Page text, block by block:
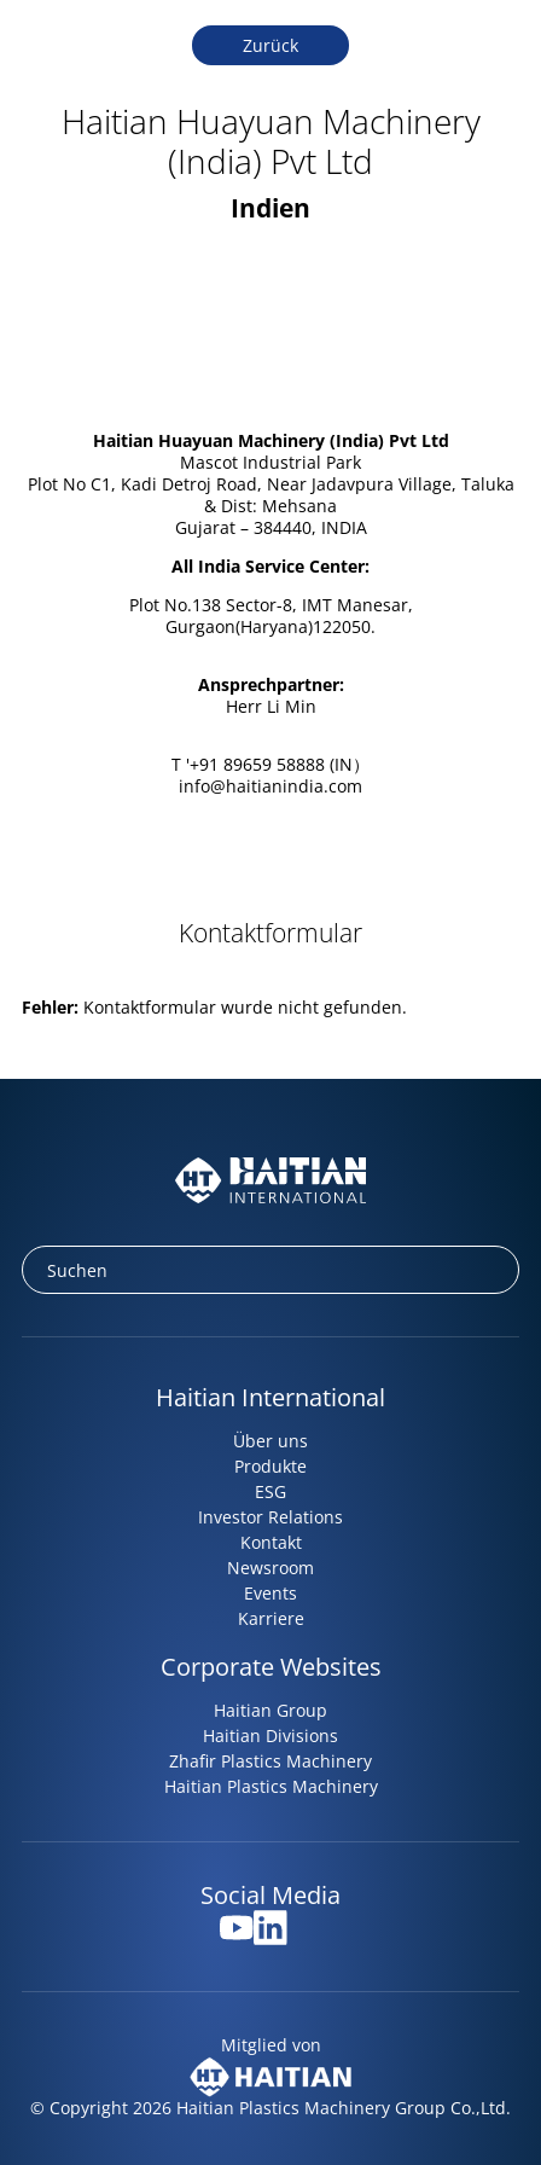
Zurück
Haitian Huayuan Machinery
(India) Pvt Ltd
Indien
Haitian Huayuan Machinery (India) Pvt Ltd
Mascot Industrial Park
Plot No C1, Kadi Detroj Road, Near Jadavpura Village, Taluka
& Dist: Mehsana
Gujarat – 384440, INDIA
All India Service Center:
Plot No.138 Sector-8, IMT Manesar,
Gurgaon(Haryana)122050.
Ansprechpartner:
Herr Li Min
T '+91 89659 58888 (IN）
info@haitianindia.com
Kontaktformular
Fehler:Kontaktformular wurde nicht gefunden.
Haitian International
Über uns
Produkte
ESG
Investor Relations
Kontakt
Newsroom
Events
Karriere
Corporate Websites
Haitian Group
Haitian Divisions
Zhafir Plastics Machinery
Haitian Plastics Machinery
Social Media
Mitglied von
© Copyright 2026 Haitian Plastics Machinery Group Co.,Ltd.